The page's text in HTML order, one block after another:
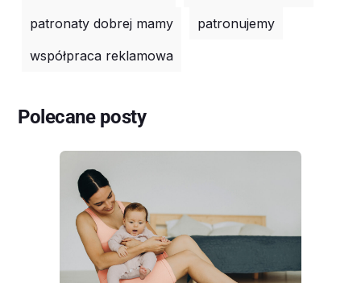
patronaty dobrej mamy
patronujemy
współpraca reklamowa
Polecane posty